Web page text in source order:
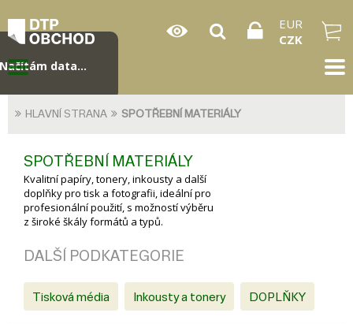
EUR
CZK
HLAVNÍ STRANA SPOTŘEBNÍ MATERIÁLY
SPOTŘEBNÍ MATERIÁLY
Kvalitní papíry, tonery, inkousty a další
doplňky pro tisk a fotografii, ideální pro
profesionální použití, s možností výběru
z široké škály formátů a typů.
DALŠÍ PODKATEGORIE
Tisková média Inkousty a tonery DOPLŇKY
Načítám data...